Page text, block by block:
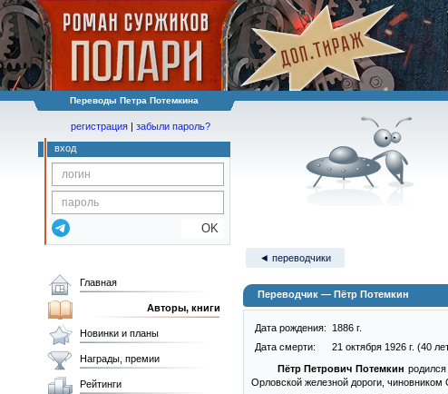
Переводы Петра Потемкина
регистрация | забыли пароль?
вход
OK
◄ переводчики
Переводчик — Пётр Потемкин
Дата рождения:
1886 г.
Дата смерти:
21 октября 1926 г. (40
Пётр Петрович Потемкин
Орловской железной дороги, чиновником
Главная
Авторы, книги
Новинки и планы
Награды, премии
Рейтинги